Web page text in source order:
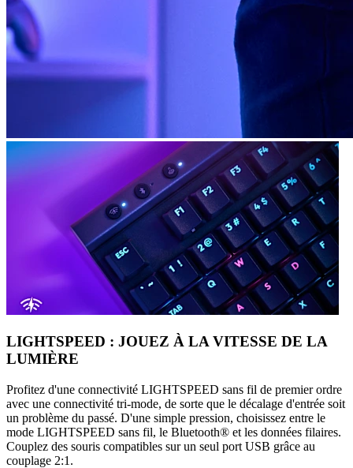
LIGHTSPEED : JOUEZ À LA VITESSE DE LA
LUMIÈRE
Profitez d'une connectivité LIGHTSPEED sans fil de premier ordre
avec une connectivité tri-mode, de sorte que le décalage d'entrée soit
un problème du passé. D'une simple pression, choisissez entre le
mode LIGHTSPEED sans fil, le Bluetooth® et les données filaires.
Couplez des souris compatibles sur un seul port USB grâce au
couplage 2:1.